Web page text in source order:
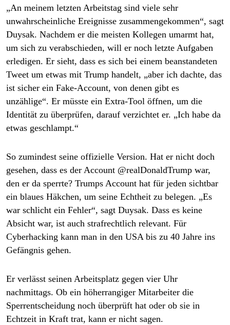
„An meinem letzten Arbeitstag sind viele sehr
unwahrscheinliche Ereignisse zusammengekommen“, sagt
Duysak. Nachdem er die meisten Kollegen umarmt hat,
um sich zu verabschieden, will er noch letzte Aufgaben
erledigen. Er sieht, dass es sich bei einem beanstandeten
Tweet um etwas mit Trump handelt, „aber ich dachte, das
ist sicher ein Fake-Account, von denen gibt es
unzählige“. Er müsste ein Extra-Tool öffnen, um die
Identität zu überprüfen, darauf verzichtet er. „Ich habe da
etwas geschlampt.“
So zumindest seine offizielle Version. Hat er nicht doch
gesehen, dass es der Account @realDonaldTrump war,
den er da sperrte? Trumps Account hat für jeden sichtbar
ein blaues Häkchen, um seine Echtheit zu belegen. „Es
war schlicht ein Fehler“, sagt Duysak. Dass es keine
Absicht war, ist auch strafrechtlich relevant. Für
Cyberhacking kann man in den USA bis zu 40 Jahre ins
Gefängnis gehen.
Er verlässt seinen Arbeitsplatz gegen vier Uhr
nachmittags. Ob ein höherrangiger Mitarbeiter die
Sperrentscheidung noch überprüft hat oder ob sie in
Echtzeit in Kraft trat, kann er nicht sagen.